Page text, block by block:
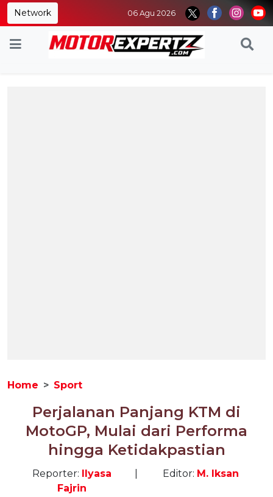
Network 06 Agu 2026
Home Sport
Perjalanan Panjang KTM di
MotoGP, Mulai dari Performa
hingga Ketidakpastian
Reporter: Ilyasa
Fajrin
Editor: M. Iksan